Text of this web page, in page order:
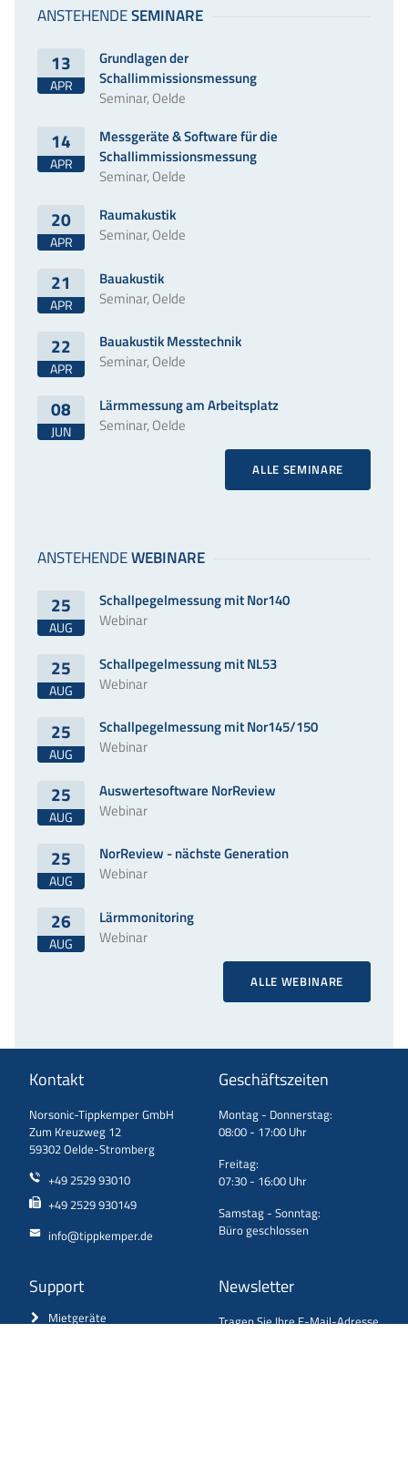
13
APR
Grundlagen der
Schallimmissionsmessung
Seminar, Oelde
14
APR
Messgeräte & Software für die
Schallimmissionsmessung
Seminar, Oelde
20
APR
Raumakustik
Seminar, Oelde
21
APR
Bauakustik
Seminar, Oelde
22
APR
Bauakustik Messtechnik
Seminar, Oelde
08
JUN
Lärmmessung am Arbeitsplatz
Seminar, Oelde
ALLE SEMINARE
25
AUG
Schallpegelmessung mit Nor140
Webinar
25
AUG
Schallpegelmessung mit NL53
Webinar
25
AUG
Schallpegelmessung mit Nor145/150
Webinar
25
AUG
Auswertesoftware NorReview
Webinar
25
AUG
NorReview - nächste Generation
Webinar
26
AUG
Lärmmonitoring
Webinar
ALLE WEBINARE
Kontakt
Norsonic-Tippkemper GmbH
Zum Kreuzweg 12
59302 Oelde-Stromberg
+49 2529 93010
+49 2529 930149
info@tippkemper.de
Geschäftszeiten
Montag - Donnerstag:
08:00 - 17:00 Uhr
Freitag:
07:30 - 16:00 Uhr
Samstag - Sonntag:
Büro geschlossen
Support
Mietgeräte
Newsletter
Tragen Sie Ihre E-Mail-Adresse